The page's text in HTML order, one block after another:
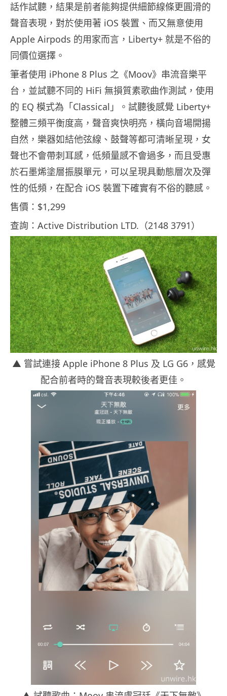
話作試聽，結果是前者能夠提供細節線條更圓滑的
聲音表現，對於使用著 iOS 裝置、而又無意使用
Apple Airpods 的用家而言，Liberty+ 就是不俗的
同價位選擇。
筆者使用 iPhone 8 Plus 之《Moov》串流音樂平
台，並試聽不同的 HiFi 無損質素歌曲作測試，使用
的 EQ 模式為「Classical」。試聽後感覺 Liberty+
整體三頻平衡度高，聲音爽快明亮，橫向音場開揚
自然，樂器如結他弦線、鼓聲等都可清晰呈現，女
聲也不會帶刺耳感，低頻量感不會過多，而且受惠
於石墨烯塗層振膜單元，可以呈現具動態層次及彈
性的低頻，在配合 iOS 裝置下確實有不俗的聽感。
售價：$1,299
查詢：Active Distribution LTD.（2148 3791）
▲ 嘗試連接 Apple iPhone 8 Plus 及 LG G6，感覺
配合前者時的聲音表現較後者更佳。